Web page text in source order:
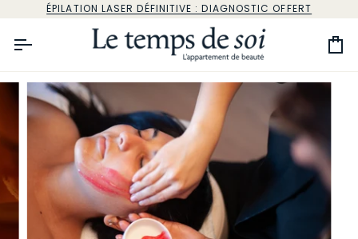
contenu
ÉPILATION LASER DÉFINITIVE : DIAGNOSTIC OFFERT